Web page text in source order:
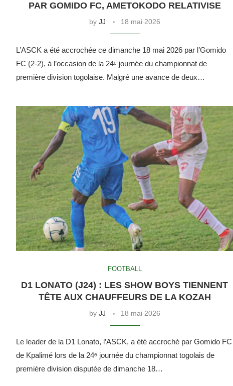
PAR GOMIDO FC, AMETOKODO RELATIVISE
by JJ 18 mai 2026
L’ASCK a été accrochée ce dimanche 18 mai 2026 par l’Gomido
FC (2-2), à l’occasion de la 24ᵉ journée du championnat de
première division togolaise. Malgré une avance de deux…
FOOTBALL
D1 LONATO (J24) : LES SHOW BOYS TIENNENT
TÊTE AUX CHAUFFEURS DE LA KOZAH
by JJ 18 mai 2026
Le leader de la D1 Lonato, l’ASCK, a été accroché par Gomido FC
de Kpalimé lors de la 24ᵉ journée du championnat togolais de
première division disputée de dimanche 18…